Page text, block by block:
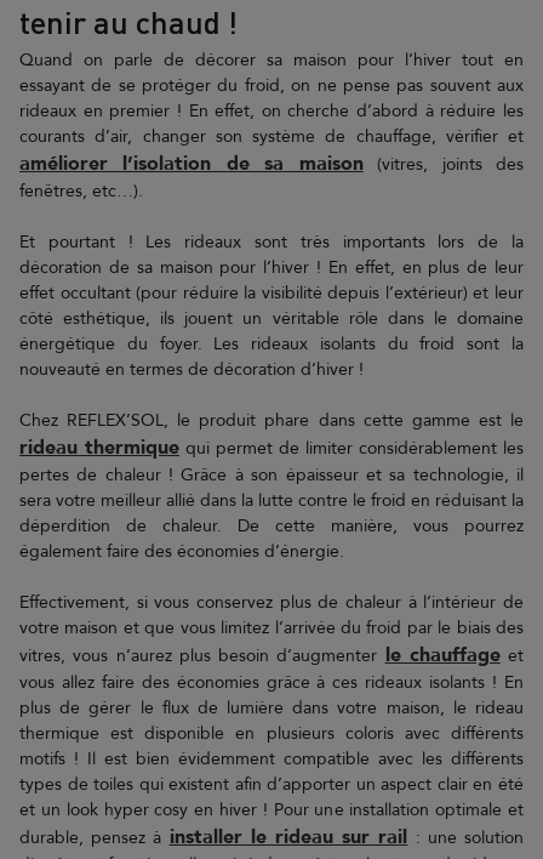
tenir au chaud !
Quand on parle de décorer sa maison pour l’hiver tout en
essayant de se protéger du froid, on ne pense pas souvent aux
rideaux en premier ! En effet, on cherche d’abord à réduire les
courants d’air, changer son système de chauffage, vérifier et
améliorer l’isolation de sa maison(vitres, joints des
fenêtres, etc…).
Et pourtant ! Les rideaux sont très importants lors de la
décoration de sa maison pour l’hiver ! En effet, en plus de leur
effet occultant (pour réduire la visibilité depuis l’extérieur) et leur
côté esthétique, ils jouent un véritable rôle dans le domaine
énergétique du foyer. Les rideaux isolants du froid sont la
nouveauté en termes de décoration d’hiver !
Chez REFLEX’SOL, le produit phare dans cette gamme est le
rideau thermique qui permet de limiter considérablement les
pertes de chaleur ! Grâce à son épaisseur et sa technologie, il
sera votre meilleur allié dans la lutte contre le froid en réduisant la
déperdition de chaleur. De cette manière, vous pourrez
également faire des économies d’énergie.
Effectivement, si vous conservez plus de chaleur à l’intérieur de
votre maison et que vous limitez l’arrivée du froid par le biais des
vitres, vous n’aurez plus besoin d’augmenter le chauffageet
vous allez faire des économies grâce à ces rideaux isolants ! En
plus de gérer le flux de lumière dans votre maison, le rideau
thermique est disponible en plusieurs coloris avec différents
motifs ! Il est bien évidemment compatible avec les différents
types de toiles qui existent afin d’apporter un aspect clair en été
et un look hyper cosy en hiver ! Pour une installation optimale et
durable, pensez à installer le rideau sur rail : une solution